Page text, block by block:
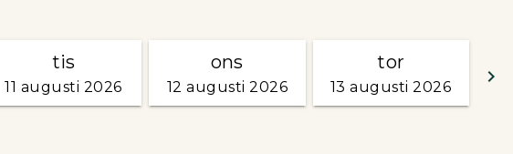
keyboard_arrow_right
tis
11 augusti 2026
ons
12 augusti 2026
tor
13 augusti 2026